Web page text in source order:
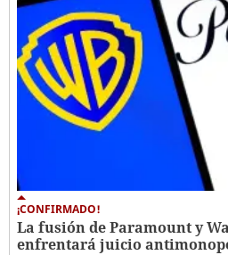
¡CONFIRMADO!
La fusión de Paramount y
enfrentará juicio